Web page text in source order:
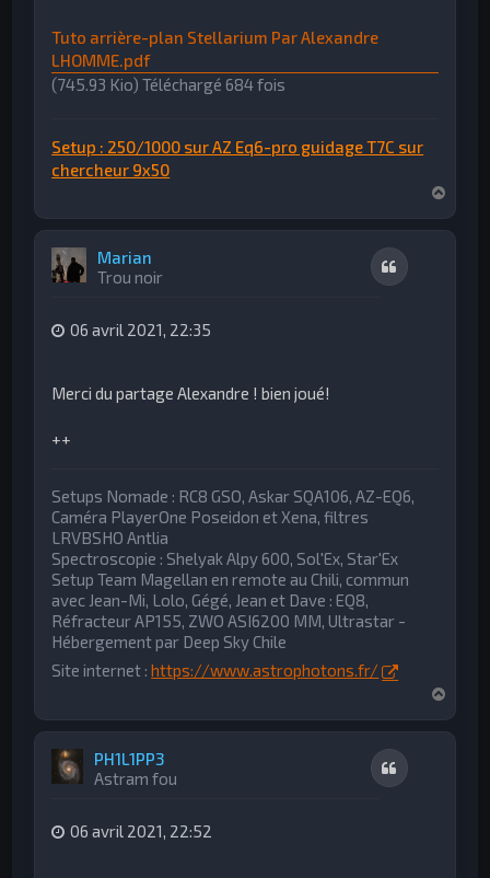
Tuto arrière-plan Stellarium Par Alexandre
LHOMME.pdf
(745.93 Kio) Téléchargé 684 fois
Setup : 250/1000 sur AZ Eq6-pro guidage T7C sur
chercheur 9x50
a
u
Marian
Trou noir
Citation
06 avril 2021, 22:35
Merci du partage Alexandre ! bien joué!
++
Setups Nomade : RC8 GSO, Askar SQA106, AZ-EQ6,
Caméra PlayerOne Poseidon et Xena, filtres
LRVBSHO Antlia
Spectroscopie : Shelyak Alpy 600, Sol'Ex, Star'Ex
Setup Team Magellan en remote au Chili, commun
avec Jean-Mi, Lolo, Gégé, Jean et Dave : EQ8,
Réfracteur AP155, ZWO ASI6200 MM, Ultrastar -
Hébergement par Deep Sky Chile
Site internet :https://www.astrophotons.fr/
a
u
PH1L1PP3
Astram fou
Citation
06 avril 2021, 22:52